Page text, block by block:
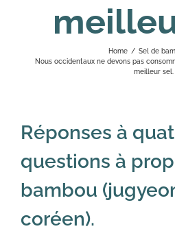
Home / Sel de
Nous occidentaux ne devons pas
meilleur sel.
Réponses à
questions à
bambou
coréen).